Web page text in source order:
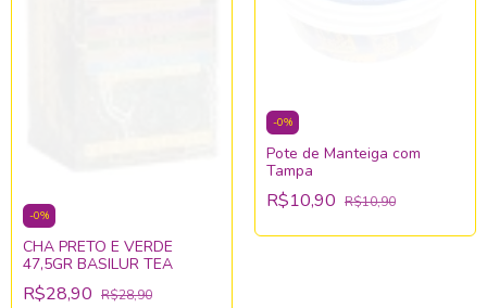
-0%
CHA PRETO E VERDE
47,5GR BASILUR TEA
R$28,90 R$28,90
-0%
Pote de Manteiga com
Tampa
R$10,90 R$10,90